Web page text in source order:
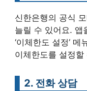
신한은행의 공식
늘릴 수 있어요. 앱
‘이체한도 설정’
이체한도를 설정할
2. 전화 상담